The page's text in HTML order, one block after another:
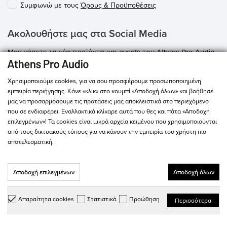
playbackΔιαστάσεις: 48,2 (μήκος) x 13,6
13 κιλά
Συμφωνώ με τους Όρους & Προϋποθέσεις
Ακολουθήστε μας στα Social Media
Μην χάσετε τα νέα προϊόντα και events του Athens Pro Audio.
Χρειάζεστε βοήθεια;
Επικοινωνήστε με το τμήμα εξυπηρέτησης πελατών μας:
info@athensproaudio.gr
+30 210 3301031
10:00 - 15:00 Δευτέρα - Τετάρτη - Σάββατο
10:00 - 20:00 Τρίτη - Πέμπτη - Παρασκευή
Χρησιμοποιούμε cookies, για να σου προσφέρουμε προσωποποιημένη
εμπειρία περιήγησης. Κάνε «κλικ» στο κουμπί «Αποδοχή όλων» και βοήθησέ
μας να προσαρμόσουμε τις προτάσεις μας αποκλειστικά στο περιεχόμενο
που σε ενδιαφέρει. Εναλλακτικά κλίκαρε αυτά που θες και πάτα «Αποδοχή
επιλεγμένων»! Τα cookies είναι μικρά αρχεία κειμένου που χρησιμοποιούνται
από τους δικτυακούς τόπους για να κάνουν την εμπειρία του χρήστη πιο
αποτελεσματική.
Αποδοχή επιλεγμένων Αποδοχή όλων
Απαραίτητα cookies Στατιστικά Προώθηση Περισσότερα